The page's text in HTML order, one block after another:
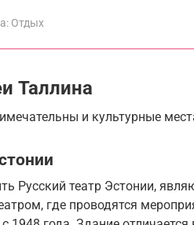
Отдых
Таллина
и культурные
Русский театр Эстонии,
где проводятся